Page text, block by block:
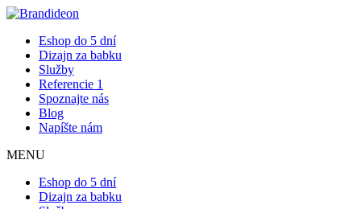
Eshop do 5 dní
Dizajn za babku
Služby
Referencie 1
Spoznajte nás
Blog
Napíšte nám
MENU
Eshop do 5 dní
Dizajn za babku